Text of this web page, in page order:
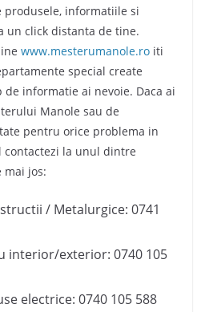
informatiile si
un click distanta de tine.
www.mesterumanole.ro iti
special create
informatie ai nevoie. Daca ai
Manole sau de
pentru orice problema in
contactezi la unul dintre
mai jos:
/ Metalurgice: 0741
interior/exterior: 0740 105
electrice: 0740 105 588